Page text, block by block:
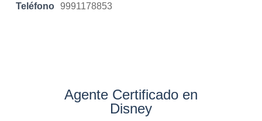
Teléfono 9991178853